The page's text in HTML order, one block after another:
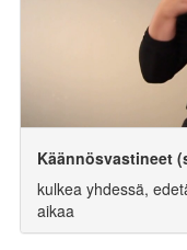
Käännösvastineet
kulkea yhdessä,
aikaa